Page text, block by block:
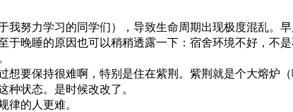
我努力学习的同学们），导致生命周期出现极度混乱。
于晚睡的原因也可以稍稍透露一下：宿舍环境不好，不
想要保持很难啊，特别是住在紫荆。紫荆就是个大熔炉
状态。是时候改改了。
的人更难。